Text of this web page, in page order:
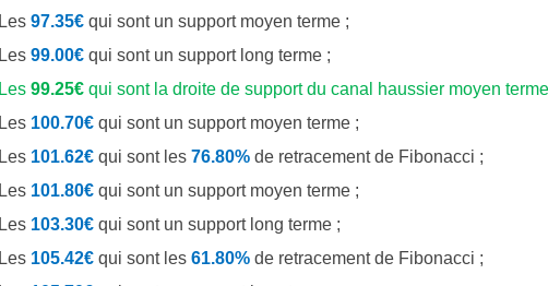
Les 97.35€ qui sont un support moyen terme ;
Les 99.00€ qui sont un support long terme ;
Les 99.25€ qui sont la droite de support du canal haussier moyen
Les 100.70€ qui sont un support moyen terme ;
Les 101.62€ qui sont les 76.80% de retracement de Fibonacci ;
Les 101.80€ qui sont un support moyen terme ;
Les 103.30€ qui sont un support long terme ;
Les 105.42€ qui sont les 61.80% de retracement de Fibonacci ;